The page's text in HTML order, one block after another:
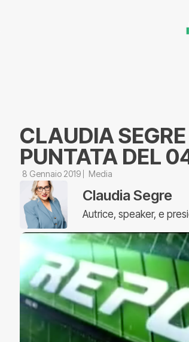
CLAUDIA
PUNTATA DEL
8 Gennaio 2019 Media
Claudia Segre
Autrice, speaker, e